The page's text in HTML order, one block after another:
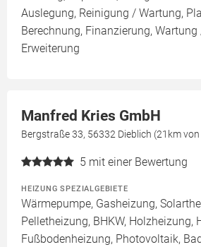
Auslegung, Reinigung / Wartung,
Berechnung, Finanzierung,
Erweiterung
Manfred Kries GmbH
Bergstraße 33, 56332 Dieblich (21km
5 mit einer Bewertung
HEIZUNG SPEZIALGEBIETE
Wärmepumpe, Gasheizung,
Pelletheizung, BHKW, Holzheizung,
Fußbodenheizung, Photovoltaik,